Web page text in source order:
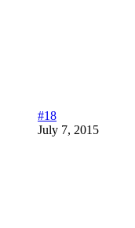
#18
July 7, 2015